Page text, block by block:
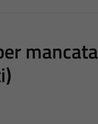
mancata